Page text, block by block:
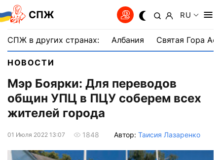
СПЖ RU
СПЖ в других странах: Албания Святая Гора
НОВОСТИ
Мэр Боярки: Для переводов
общин УПЦ в ПЦУ соберем всех
жителей города
01 Июля 2022 13:07 1848 Автор: Таисия Лазаренко